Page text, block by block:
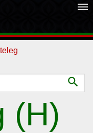
dehaze
search
(H)